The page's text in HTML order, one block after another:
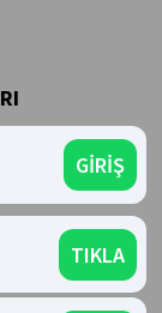
GİRİŞ
TIKLA